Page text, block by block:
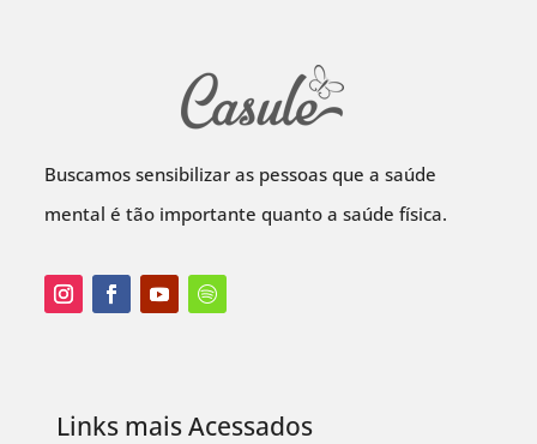
Buscamos sensibilizar as pessoas que a saúde
mental é tão importante quanto a saúde física.
Links mais Acessados